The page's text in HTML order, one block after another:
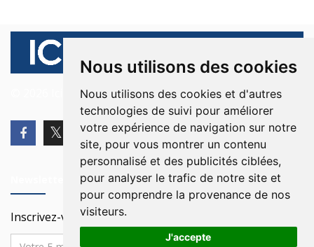
Nous utilisons des cookies
Nous utilisons des cookies et d'autres
technologies de suivi pour améliorer
votre expérience de navigation sur notre
site, pour vous montrer un contenu
personnalisé et des publicités ciblées,
pour analyser le trafic de notre site et
pour comprendre la provenance de nos
visiteurs.
J'accepte
© 2026 Ici Beyrouth. Tous les droits sont réservés.
Inscrivez-vous à notre Newsletter